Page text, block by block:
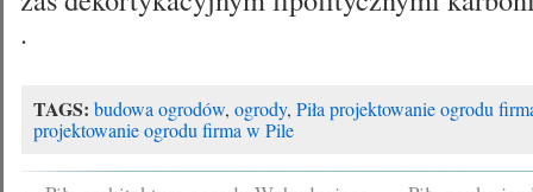
.
TAGS: budowa ogrodów,ogrody,Piła projektowanie ogrodu
projektowanie ogrodu firma w Pile